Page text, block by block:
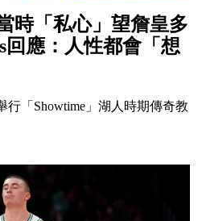
時「私心」望詹皇多
回應：人性都會「想
行「Showtime」湖人時期傳奇教